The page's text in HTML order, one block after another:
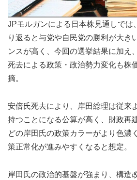
JPモルガンによる日本株見通しでは
り返ると与党や自民党の勝利が大き
ンスが高く、今回の選挙結果に加え
死去による政策・政治勢力変化も株
摘。
安倍氏死去により、岸田総理は従来
持つことになる公算が高く、財政再
どの岸田氏の政策カラーがより色濃
策正常化が進みやすくなると想定。
岸田氏の政治的基盤が強まり、構造